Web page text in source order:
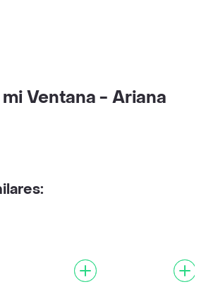
Ventana - Ariana